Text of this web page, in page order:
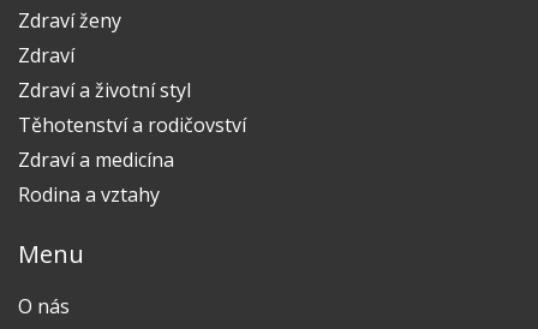
Zdraví ženy
Zdraví
Zdraví a životní styl
Těhotenství a rodičovství
Zdraví a medicína
Rodina a vztahy
Menu
O nás